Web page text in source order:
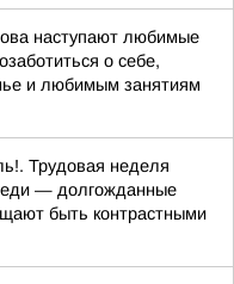
наступают любимые
о себе,
и любимым занятиям
Трудовая неделя
— долгожданные
быть контрастными